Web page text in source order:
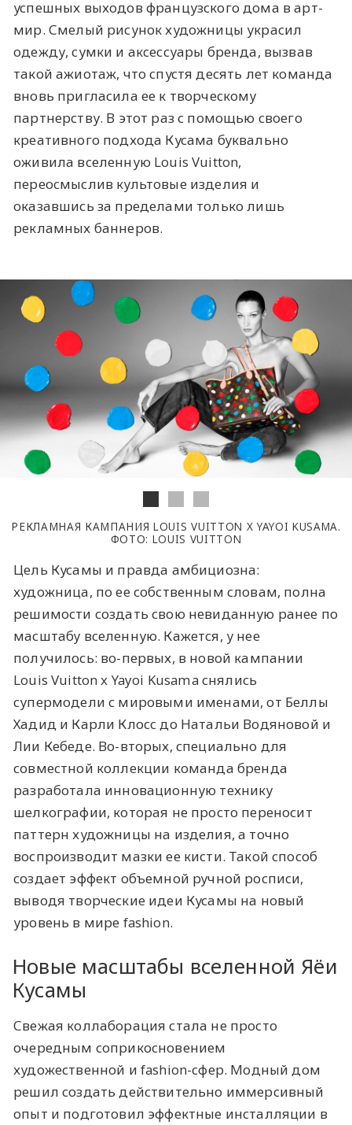
успешных выходов французского дома в арт-
мир. Смелый рисунок художницы украсил
одежду, сумки и аксессуары бренда, вызвав
такой ажиотаж, что спустя десять лет команда
вновь пригласила ее к творческому
партнерству. В этот раз с помощью своего
креативного подхода Кусама буквально
оживила вселенную Louis Vuitton,
переосмыслив культовые изделия и
оказавшись за пределами только лишь
рекламных баннеров.
РЕКЛАМНАЯ КАМПАНИЯ LOUIS VUITTON X YAYOI KUSAMA.
ФОТО: LOUIS VUITTON
Цель Кусамы и правда амбициозна:
художница, по ее собственным словам, полна
решимости создать свою невиданную ранее по
масштабу вселенную. Кажется, у нее
получилось: во-первых, в новой кампании
Louis Vuitton x Yayoi Kusama снялись
супермодели с мировыми именами, от Беллы
Хадид и Карли Клосс до Натальи Водяновой и
Лии Кебеде. Во-вторых, специально для
совместной коллекции команда бренда
разработала инновационную технику
шелкографии, которая не просто переносит
паттерн художницы на изделия, а точно
воспроизводит мазки ее кисти. Такой способ
создает эффект объемной ручной росписи,
выводя творческие идеи Кусамы на новый
уровень в мире fashion.
Новые масштабы вселенной Яёи
Кусамы
Свежая коллаборация стала не просто
очередным соприкосновением
художественной и fashion-сфер. Модный дом
решил создать действительно иммерсивный
опыт и подготовил эффектные инсталляции в